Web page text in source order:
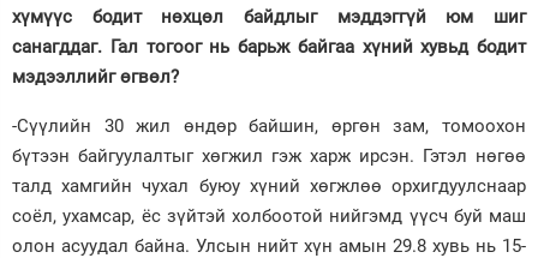
хүмүүс бодит нөхцөл байдлыг мэддэггүй юм шиг
санагддаг. Гал тогоог нь барьж байгаа хүний хувьд бодит
мэдээллийг өгвөл?
-Сүүлийн 30 жил өндөр байшин, өргөн зам, томоохон
бүтээн байгуулалтыг хөгжил гэж харж ирсэн. Гэтэл нөгөө
талд хамгийн чухал буюу хүний хөгжлөө орхигдуулснаар
соёл, ухамсар, ёс зүйтэй холбоотой нийгэмд үүсч буй маш
олон асуудал байна. Улсын нийт хүн амын 29.8 хувь нь 15-